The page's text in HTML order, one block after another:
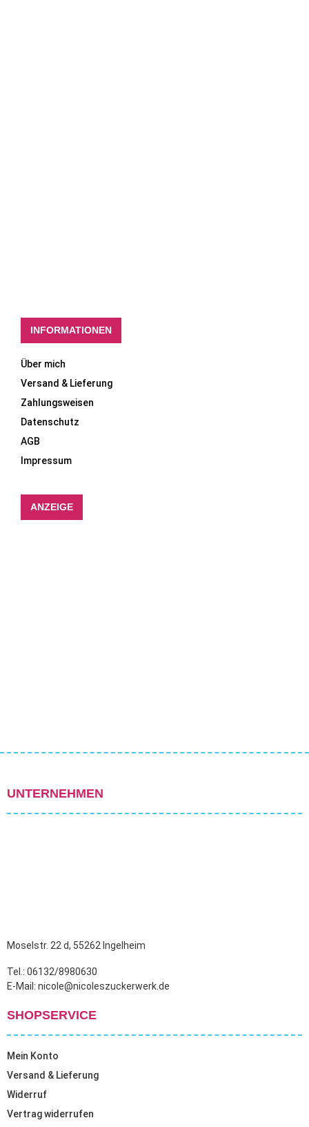
INFORMATIONEN
Über mich
Versand & Lieferung
Zahlungsweisen
Datenschutz
AGB
Impressum
ANZEIGE
UNTERNEHMEN
Moselstr. 22 d, 55262 Ingelheim
Tel.: 06132/8980630
E-Mail: nicole@nicoleszuckerwerk.de
SHOPSERVICE
Mein Konto
Versand & Lieferung
Widerruf
Vertrag widerrufen